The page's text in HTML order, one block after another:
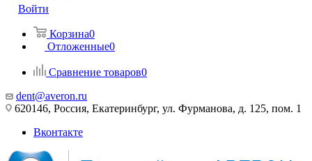
Войти
Корзина0
Отложенные0
Сравнение товаров0
dent@averon.ru
620146, Россия, Екатеринбург, ул. Фурманова, д. 125, пом. 1
Вконтакте